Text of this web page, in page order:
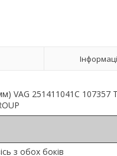
VAG 251411041C 107357
з обох боків